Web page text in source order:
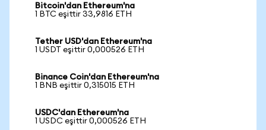
Bitcoin'dan Ethereum'na
1 BTC eşittir 33,9816 ETH
Tether USD'dan Ethereum'na
1 USDT eşittir 0,000526 ETH
Binance Coin'dan Ethereum'na
1 BNB eşittir 0,315015 ETH
USDC'dan Ethereum'na
1 USDC eşittir 0,000526 ETH